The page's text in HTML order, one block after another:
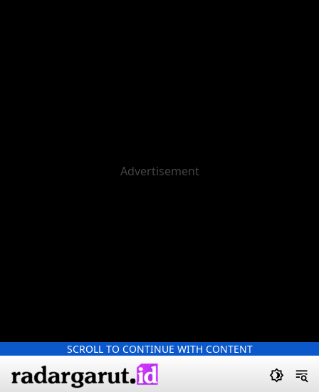
SCROLL TO CONTINUE WITH CONTENT